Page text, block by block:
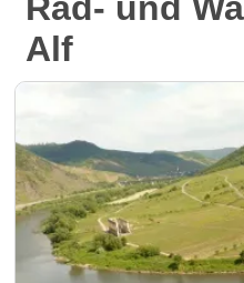
Alf